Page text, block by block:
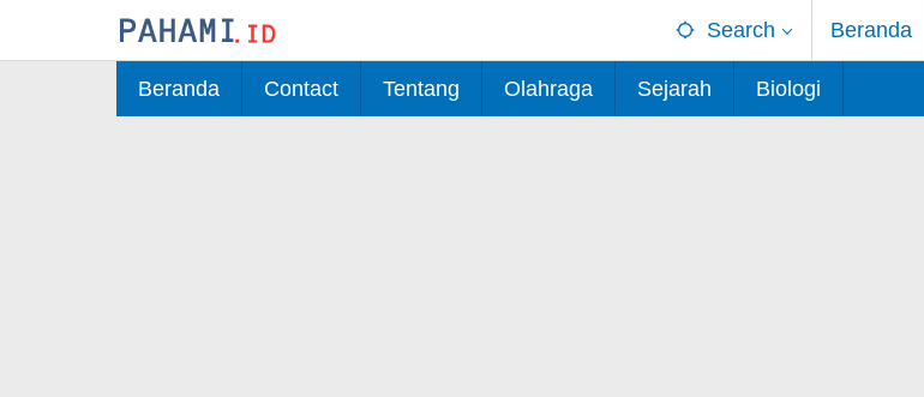
Search Beranda
Beranda Contact Tentang Olahraga Sejarah Biologi